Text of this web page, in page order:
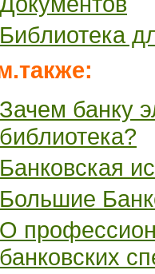
Библиотека
Зачем банку
библиотека?
Банковская
Большие
О
банковских